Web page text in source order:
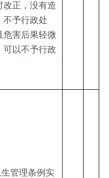
改正，没有造
不予行政处
危害后果轻微
可以不予行政
管理条例实